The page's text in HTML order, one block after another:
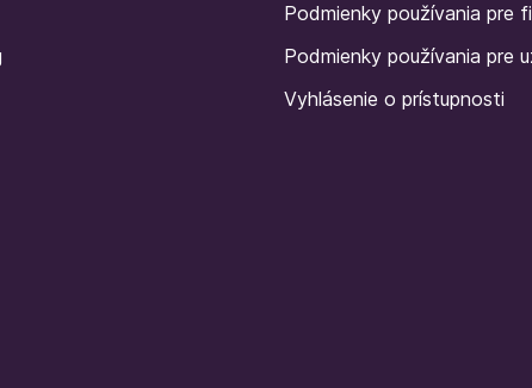
Podmienky používania pre
Podmienky používania pre
Vyhlásenie o prístupnosti